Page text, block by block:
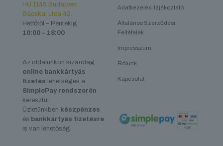
HU 1145 Budapest
Bácskai utca 42.
Hétfőtől – Péntekig
10:00 – 18:00
Az oldalunkon kizárólag
online bankkártyás
fizetés lehetséges a
SimplePay rendszerén
keresztül.
Üzletünkben készpénzes
és bankkártyás fizetésre
is van lehetőség.
Adatkezelési tájékoztató
Általános Szerződési
Feltételek
Impresszum
Rólunk
Kapcsolat